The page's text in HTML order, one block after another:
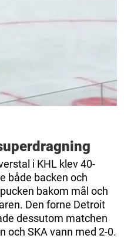
i KHL klev 40-
både backen och
bakom mål och
Den forne Detroit
dessutom matchen
och SKA vann med 2-0.